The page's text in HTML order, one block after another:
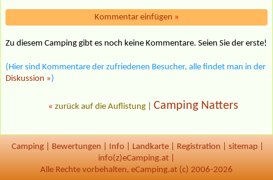
Kommentar einfügen »
Zu diesem Camping gibt es noch keine Kommentare. Seien Sie der erste!
(Hier sind Kommentare der zufriedenen Besucher, alle findet man in der
Diskussion »)
« zurück auf die Auflistung Camping Natters
Camping Bewertungen Info Landkarte Registration sitemap
info(z)eCamping.at |
Alle Rechte vorbehalten, eCamping.at (c) 2006-2026